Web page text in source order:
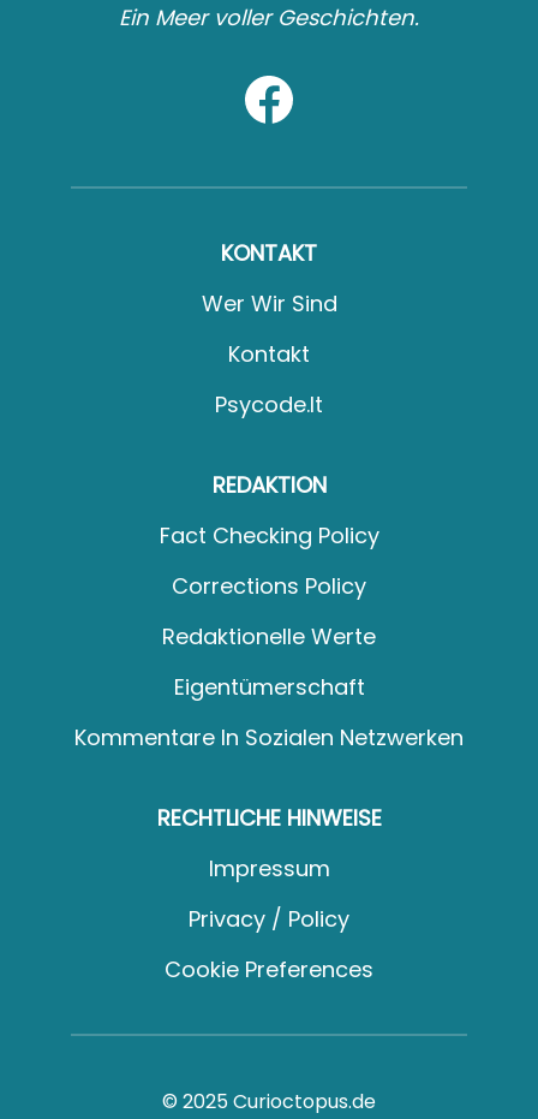
Ein Meer voller Geschichten.
KONTAKT
Wer Wir Sind
Kontakt
Psycode.it
REDAKTION
Fact Checking Policy
Corrections Policy
Redaktionelle Werte
Eigentümerschaft
Kommentare In Sozialen Netzwerken
RECHTLICHE HINWEISE
Impressum
Privacy / Policy
Cookie Preferences
© 2025 Curioctopus.de